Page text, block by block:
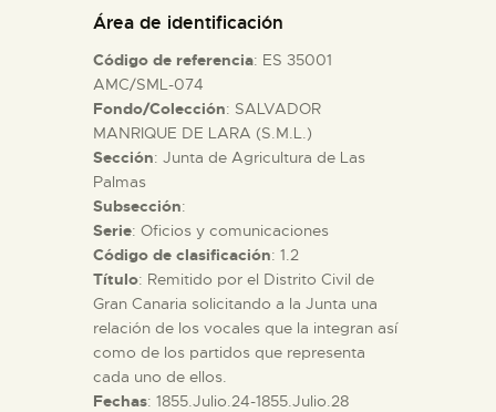
█
EL MUSEO
COLECCIONES
DIDÁCTICA
ESPAÑOL
Área de identificación
Código de referencia: ES 35001
AMC/SML-074
Fondo/Colección: SALVADOR
MANRIQUE DE LARA (S.M.L.)
Sección: Junta de Agricultura de Las
Palmas
Subsección:
Serie: Oficios y comunicaciones
Código de clasificación: 1.2
Título: Remitido por el Distrito Civil de
Gran Canaria solicitando a la Junta una
relación de los vocales que la integran así
como de los partidos que representa
cada uno de ellos.
Fechas: 1855.Julio.24-1855.Julio.28